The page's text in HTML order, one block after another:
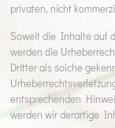
privaten, nicht
Soweit die Inhalte auf
werden die
Dritter als solche
entsprechenden
werden wir derartige